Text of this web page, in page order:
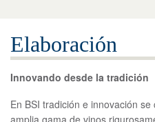
Elaboración
Innovando desde la tradición
En BSI tradición e innovación
amplia gama de vinos